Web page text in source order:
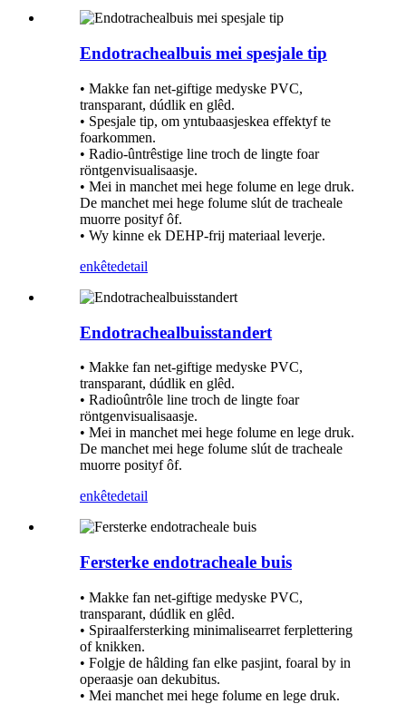
Endotrachealbuis mei spesjale tip
• Makke fan net-giftige medyske PVC,
transparant, dúdlik en glêd.
• Spesjale tip, om yntubaasjeskea effektyf te
foarkommen.
• Radio-ûntrêstige line troch de lingte foar
röntgenvisualisaasje.
• Mei in manchet mei hege folume en lege druk.
De manchet mei hege folume slút de tracheale
muorre posityf ôf.
• Wy kinne ek DEHP-frij materiaal leverje.
enkêtedetail
Endotrachealbuisstandert
• Makke fan net-giftige medyske PVC,
transparant, dúdlik en glêd.
• Radioûntrôle line troch de lingte foar
röntgenvisualisaasje.
• Mei in manchet mei hege folume en lege druk.
De manchet mei hege folume slút de tracheale
muorre posityf ôf.
enkêtedetail
Fersterke endotracheale buis
• Makke fan net-giftige medyske PVC,
transparant, dúdlik en glêd.
• Spiraalfersterking minimalisearret ferplettering
of knikken.
• Folgje de hâlding fan elke pasjint, foaral by in
operaasje oan dekubitus.
• Mei manchet mei hege folume en lege druk.